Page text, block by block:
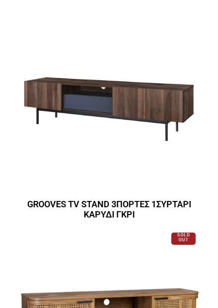
GROOVES TV STAND 3ΠΟΡΤΕΣ 1ΣΥΡΤΑΡΙ
ΚΑΡΥΔΙ ΓΚΡΙ
SOLD
OUT